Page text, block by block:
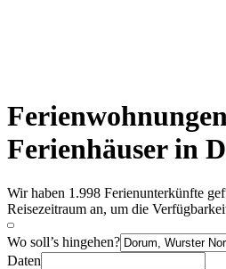
Ferienhäuser in
Wir haben 1.998 Ferienunterkünfte
Reisezeitraum an, um die
Wo soll’s hingehen?
Daten